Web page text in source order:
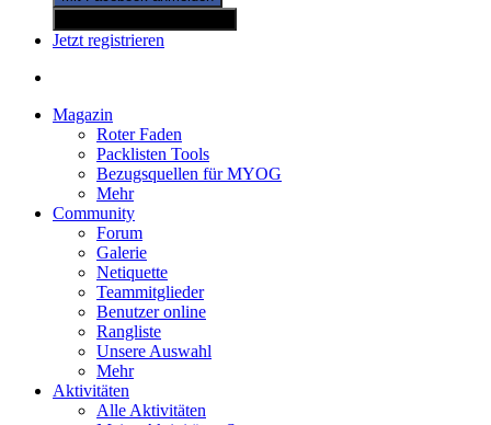
Jetzt registrieren
Magazin
Roter Faden
Packlisten Tools
Bezugsquellen für MYOG
Mehr
Community
Forum
Galerie
Netiquette
Teammitglieder
Benutzer online
Rangliste
Unsere Auswahl
Mehr
Aktivitäten
Alle Aktivitäten